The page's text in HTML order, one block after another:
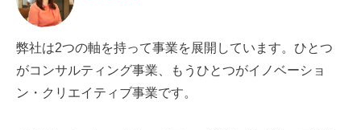
弊社は2つの軸を持って事業を展開しています。ひとつ
がコンサルティング事業、もうひとつがイノベーショ
ン・クリエイティブ事業です。